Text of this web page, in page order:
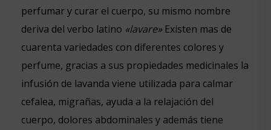
perfumar y curar el cuerpo, su mismo nombre
deriva del verbo latino «lavare» Existen mas de
cuarenta variedades con diferentes colores y
perfume, gracias a sus propiedades medicinales la
infusión de lavanda viene utilizada para calmar
cefalea, migrañas, ayuda a la relajación del
cuerpo, dolores abdominales y además tiene